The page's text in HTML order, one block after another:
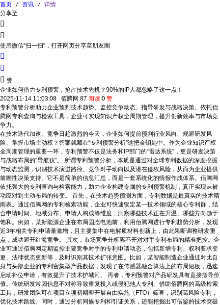
首页 / 资讯 /
详情
分享至


使用微信“扫一扫”，打开网页分享至朋友圈


 赞
企业如何借力专利预警，抢占技术先机？90%的IP人都忽略了这一点！
2025-11-14 11:03:08
佰腾网 87 阅读 0 赞
专利预警分析助力企业预判技术趋势、监控竞争动态、指导研发与战略决策。依托佰
腾网专利查询与检索工具，企业可实现知识产权全周期管理，提升创新效率与市场竞
争力。
在技术迭代加速、竞争日趋激烈的今天，企业如何提前预判行业风向、规避研发风
险、掌握市场主动权？答案就藏在“专利预警分析”这把金钥匙中。作为企业知识产权
全周期管理的重要一环，专利预警不仅是法务和IP部门的“雷达系统”，更是研发决策
与战略布局的“导航仪”。 所谓专利预警分析，本质是通过对全球专利数据的深度挖掘
与动态监测，识别技术演进路径、竞争对手动向以及潜在侵权风险，从而为企业提供
前瞻性决策支持。它不是简单的信息汇总，而是一套系统化的情报作战体系。佰腾网
依托强大的专利查询与检索能力，助力企业构建专属的专利预警机制，真正实现从被
动应对到主动布局的转变。 首先，在技术趋势预测方面，专利数据是最真实的技术晴
雨表。通过佰腾网的专利检索功能，企业可快速锁定某一技术领域的核心专利群，结
合申请时间、地域分布、申请人构成等维度，洞察哪些技术正在升温、哪些方向趋于
饱和。例如，某新能源企业在布局固态电池前，利用佰腾网进行专利趋势分析，发现
近3年相关专利申请量激增，且主要集中在电解质材料创新上，由此果断调整研发重
点，成功避开红海竞争。 其次，市场竞争分析离不开对对手专利布局的精准把控。企
业可通过佰腾网定期监控主要竞争对手的专利申请动态，包括新增专利、权利要求变
更、法律状态更新等，及时识别其技术扩张意图。比如，某智能制造企业通过对比自
身与头部企业的专利密集型产品数据，发现了在传感器融合算法上的布局短板，迅速
启动补位申请，有效提升了技术护城河。 再者，专利预警对产品研发具有直接指导价
值。传统研发常因信息不对称导致重复投入或侵犯他人专利。借助佰腾网的高级检索
工具，研发团队可在项目立项初期即开展自由实施（FTO）筛查，识别高风险专利，
优化技术路线。同时，通过分析同族专利和引证关系，还能挖掘出可借鉴的技术突破